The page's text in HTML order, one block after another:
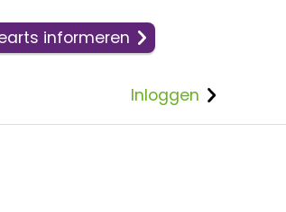
informeren
Inloggen